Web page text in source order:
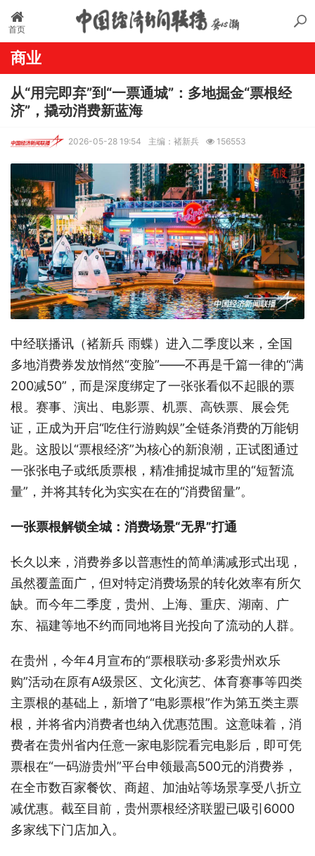
首页
商业
从“用完即弃”到“一票通城”：多地掘金“票根经
济”，撬动消费新蓝海
2026-05-28 19:54 主编：褚新兵 156553
中经联播讯（褚新兵 雨蝶）进入二季度以来，全国
多地消费券发放悄然“变脸”——不再是千篇一律的“满
200减50”，而是深度绑定了一张张看似不起眼的票
根。赛事、演出、电影票、机票、高铁票、展会凭
证，正成为开启“吃住行游购娱”全链条消费的万能钥
匙。这股以“票根经济”为核心的新浪潮，正试图通过
一张张电子或纸质票根，精准捕捉城市里的“短暂流
量”，并将其转化为实实在在的“消费留量”。
一张票根解锁全城：消费场景“无界”打通
长久以来，消费券多以普惠性的简单满减形式出现，
虽然覆盖面广，但对特定消费场景的转化效率有所欠
缺。而今年二季度，贵州、上海、重庆、湖南、广
东、福建等地不约而同地将目光投向了流动的人群。
在贵州，今年4月宣布的“票根联动·多彩贵州欢乐
购”活动在原有A级景区、文化演艺、体育赛事等四类
主票根的基础上，新增了“电影票根”作为第五类主票
根，并将省内消费者也纳入优惠范围。这意味着，消
费者在贵州省内任意一家电影院看完电影后，即可凭
票根在“一码游贵州”平台申领最高500元的消费券，
在全市数百家餐饮、商超、加油站等场景享受八折立
减优惠。截至目前，贵州票根经济联盟已吸引6000
多家线下门店加入。